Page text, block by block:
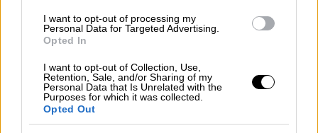
I want to opt-out of processing my
Personal Data for Targeted Advertising.
Opted In
I want to opt-out of Collection, Use,
Retention, Sale, and/or Sharing of my
Personal Data that Is Unrelated with the
Purposes for which it was collected.
Opted Out
ηγέτη, που διατάχθηκε να τεθεί υπό
προσωρινή κράτηση για δέκα ημέρες.
https://twitter.com/GloboNews/status/16024
97938311159809?
s=20&t=5cQar3bVbr5BRqtL7esDyg